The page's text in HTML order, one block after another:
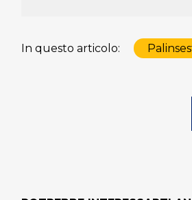
In questo articolo: